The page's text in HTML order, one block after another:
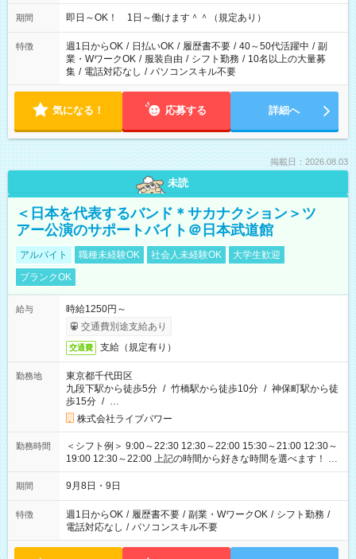
期間 即日～OK！ 1日～働けます＾＾（規定あり）
特徴 週1日からOK / 日払いOK / 履歴書不要 / 40～50代活躍中 / 副
業・WワークOK / 服装自由 / シフト勤務 / 10名以上の大量募
集 / 電話対応なし / パソコンスキル不要
気になる！ 応募する 詳細へ
掲載日：2026.08.03
未読
＜日本を代表するバンド＊サカナクション＞ツ
アー公演のサポートバイト＠日本武道館
アルバイト 職種未経験OK 社会人未経験OK
大学生歓迎
ブランクOK
給与
時給1250円～
交通費別途支給あり
交通費 支給（規定有り）
勤務地
東京都千代田区
九段下駅から徒歩5分 / 竹橋駅から徒歩10分 / 神保町駅から徒
歩15分 / …
株式会社ライブパワー
勤務時間
＜シフト例＞ 9:00～22:30 12:30～22:00 15:30～21:00 12:30～
19:00 12:30～22:00 上記の時間から好きな時間を選べます！ ※
時間は変更となる可能性があります
期間 9月8日・9日
特徴 週1日からOK / 履歴書不要 / 副業・WワークOK / シフト勤務 /
電話対応なし / パソコンスキル不要